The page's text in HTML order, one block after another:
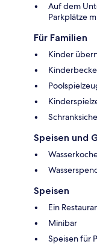
Auf dem
Parkplätze
Für Familien
Kinder
Speisen und
Speisen
Ein
Minibar
Speisen für